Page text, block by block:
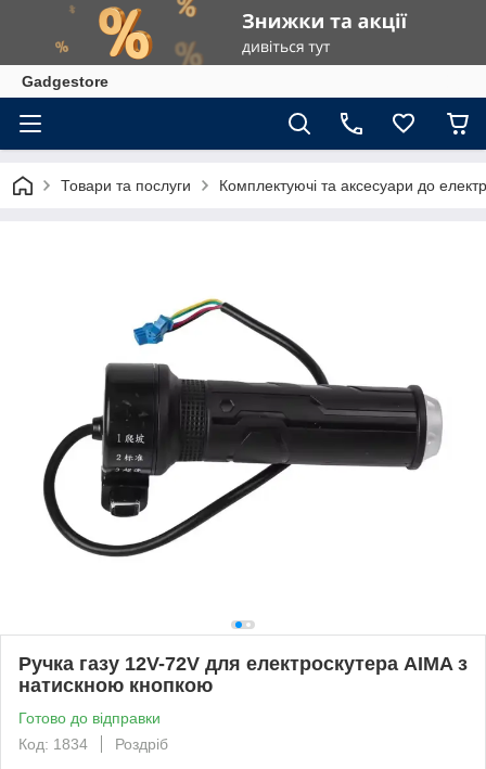
Gadgestore
Товари та послуги Комплектуючі та аксесуари до
Ручка газу 12V-72V для електроскутера AIMA з
натискною кнопкою
Готово до відправки
Код: 1834
Роздріб